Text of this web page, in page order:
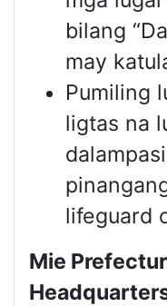
bilang
may
Pumiling
ligtas na
lifeguard
Mie